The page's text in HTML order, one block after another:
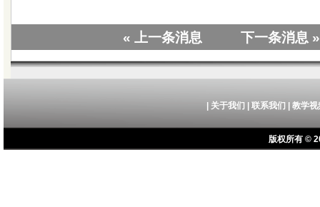
« 上一条消息 下一条消息 »
关于我们 联系我们 教学视
版权所有 ©